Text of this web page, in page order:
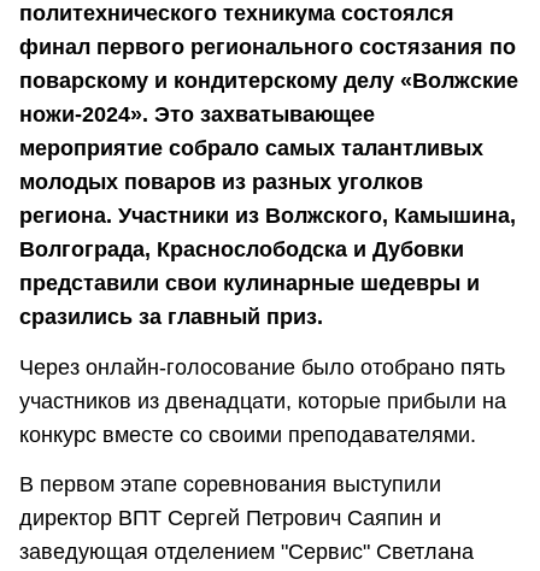
политехнического техникума состоялся
финал первого регионального состязания по
поварскому и кондитерскому делу «Волжские
ножи-2024». Это захватывающее
мероприятие собрало самых талантливых
молодых поваров из разных уголков
региона. Участники из Волжского, Камышина,
Волгограда, Краснослободска и Дубовки
представили свои кулинарные шедевры и
сразились за главный приз.
Через онлайн-голосование было отобрано пять
участников из двенадцати, которые прибыли на
конкурс вместе со своими преподавателями.
В первом этапе соревнования выступили
директор ВПТ Сергей Петрович Саяпин и
заведующая отделением "Сервис" Светлана